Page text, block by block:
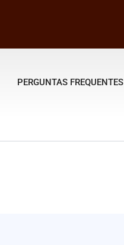
PERGUNTAS FREQUENTES